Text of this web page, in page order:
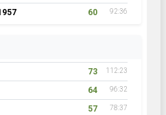
60 92:36
73 112:23
64 96:32
57 78:37